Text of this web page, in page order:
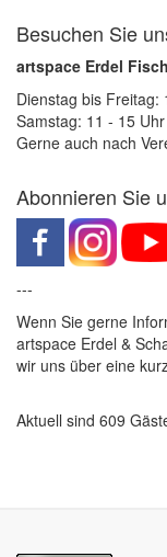
Besuchen Sie
artspace Erdel
Dienstag bis Freitag:
Samstag: 11 - 15 Uhr
Gerne auch nach
Abonnieren Sie
---
Wenn Sie gerne
artspace Erdel &
wir uns über eine
Aktuell sind 609